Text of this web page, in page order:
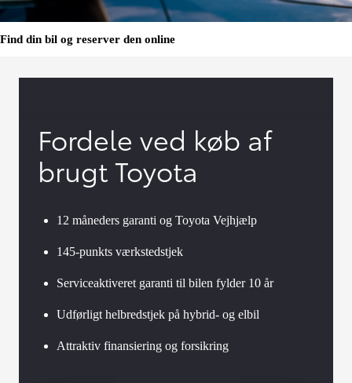
Find din bil og reserver den online
Fordele ved køb af
brugt Toyota
12 måneders garanti og Toyota Vejhjælp
145-punkts værkstedstjek
Serviceaktiveret garanti til bilen fylder 10 år
Udførligt helbredstjek på hybrid- og elbil
Attraktiv finansiering og forsikring